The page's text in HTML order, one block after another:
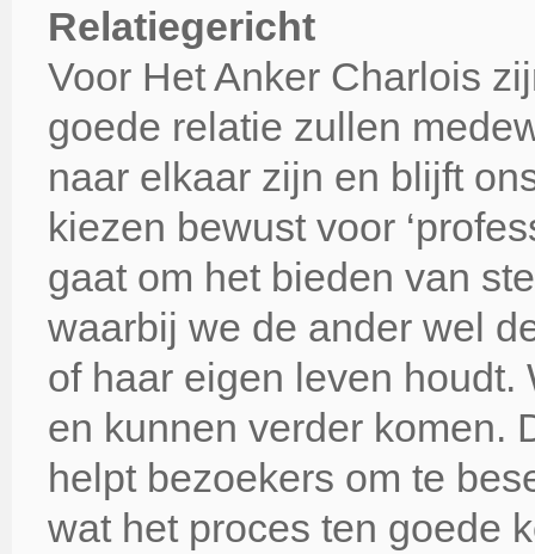
Relatiegericht
Voor Het Anker Charlois
goede relatie zullen
naar elkaar zijn en blijft
kiezen bewust voor
gaat om het bieden van
waarbij we de ander wel
of haar eigen leven
en kunnen verder komen.
helpt bezoekers om te
wat het proces ten goede